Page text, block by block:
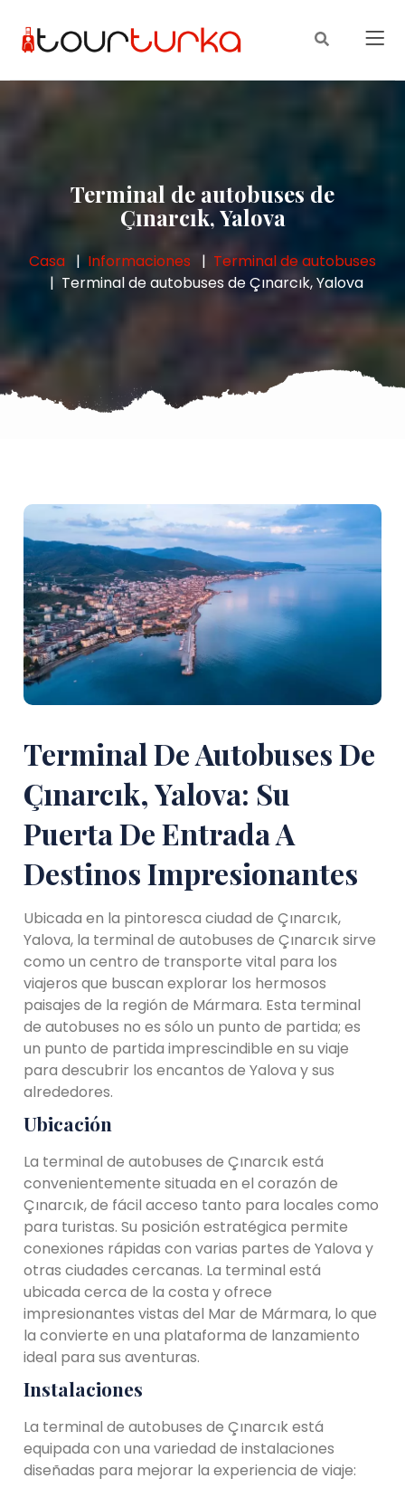
Terminal de autobuses de
Çınarcık, Yalova
Casa Informaciones
Terminal de autobuses
Terminal de autobuses de Çınarcık, Yalova
Terminal De Autobuses De
Çınarcık, Yalova: Su
Puerta De Entrada A
Destinos Impresionantes
Ubicada en la pintoresca ciudad de Çınarcık,
Yalova, la terminal de autobuses de Çınarcık sirve
como un centro de transporte vital para los
viajeros que buscan explorar los hermosos
paisajes de la región de Mármara. Esta terminal
de autobuses no es sólo un punto de partida; es
un punto de partida imprescindible en su viaje
para descubrir los encantos de Yalova y sus
alrededores.
Ubicación
La terminal de autobuses de Çınarcık está
convenientemente situada en el corazón de
Çınarcık, de fácil acceso tanto para locales como
para turistas. Su posición estratégica permite
conexiones rápidas con varias partes de Yalova y
otras ciudades cercanas. La terminal está
ubicada cerca de la costa y ofrece
impresionantes vistas del Mar de Mármara, lo que
la convierte en una plataforma de lanzamiento
ideal para sus aventuras.
Instalaciones
La terminal de autobuses de Çınarcık está
equipada con una variedad de instalaciones
diseñadas para mejorar la experiencia de viaje: